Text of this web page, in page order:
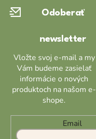
Odoberať
newsletter
Vložte svoj e-mail a my
Vám budeme zasielať
informácie o nových
produktoch na našom e-
shope.
Email